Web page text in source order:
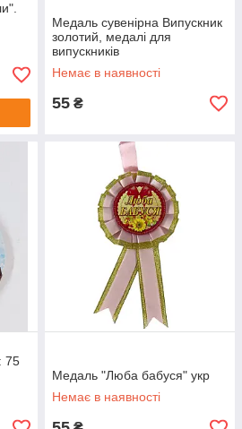
Медаль сувенірна Випускник
золотий, медалі для
випускників
Немає в наявності
55 ₴
75
Медаль "Люба бабуся" укр
Немає в наявності